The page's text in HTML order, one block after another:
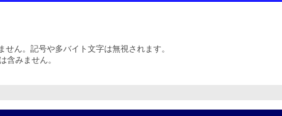
ん。記号や多バイト文字は無視されます。
含みません。